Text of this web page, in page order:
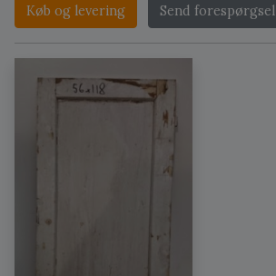
Køb og levering Send forespørgsel